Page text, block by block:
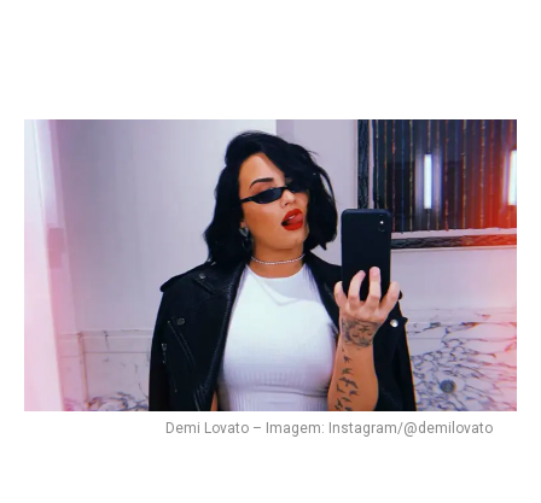
Demi Lovato – Imagem: Instagram/@demilovato